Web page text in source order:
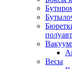
Весы